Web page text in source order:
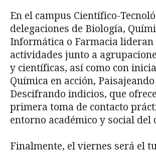
En el campus Científico-
delegaciones de Biología,
Informática o Farmacia lideran
actividades junto a
y científicas, así como con
Química en acción, Paisajeando
Descifrando indicios, que
primera toma de contacto
entorno académico y social del
Finalmente, el viernes será el